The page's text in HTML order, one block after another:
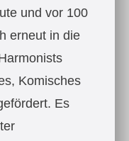
und vor 100
erneut in die
Komisches
Es